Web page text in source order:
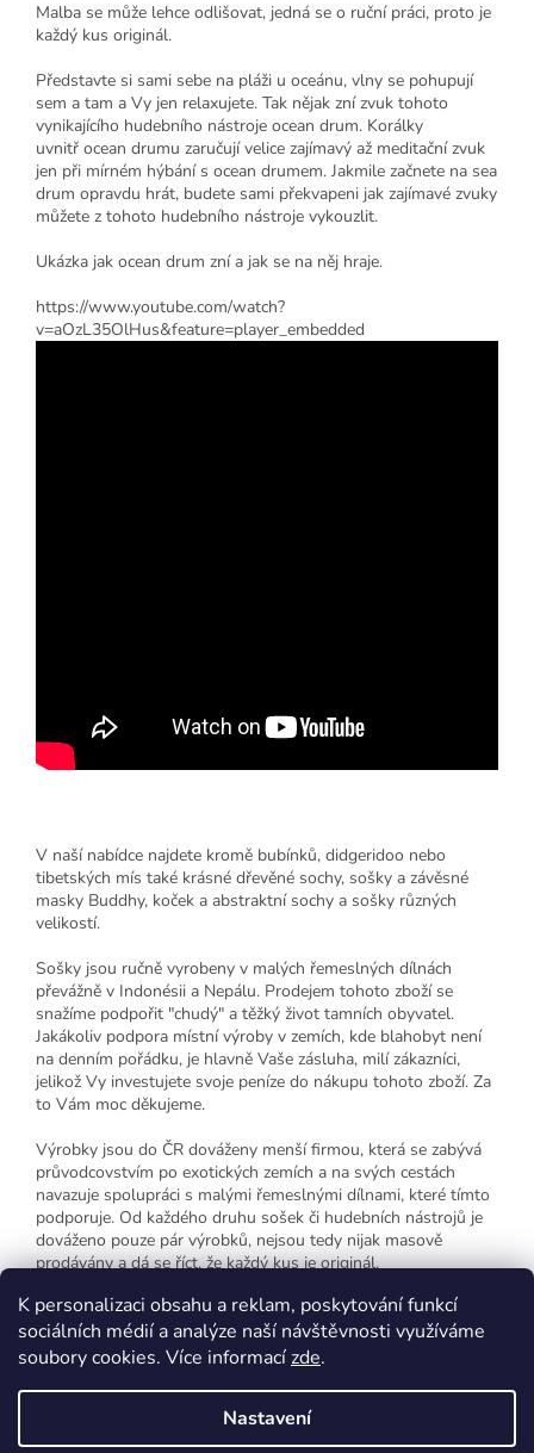
K personalizaci obsahu a reklam, poskytování funkcí
sociálních médií a analýze naší návštěvnosti využíváme
soubory cookies. Více informacízde.
Nastavení
Malba se může lehce odlišovat, jedná se o ruční práci, proto je
každý kus originál.
Představte si sami sebe na pláži u oceánu, vlny se pohupují
sem a tam a Vy jen relaxujete. Tak nějak zní zvuk tohoto
vynikajícího hudebního nástroje ocean drum. Korálky
uvnitř ocean drumu zaručují velice zajímavý až meditační zvuk
jen při mírném hýbání s ocean drumem. Jakmile začnete na sea
drum opravdu hrát, budete sami překvapeni jak zajímavé zvuky
můžete z tohoto hudebního nástroje vykouzlit.
Ukázka jak ocean drum zní a jak se na něj hraje.
https://www.youtube.com/watch?
v=aOzL35OlHus&feature=player_embedded
V naší nabídce najdete kromě bubínků, didgeridoo nebo
tibetských mís také krásné dřevěné sochy, sošky a závěsné
masky Buddhy, koček a abstraktní sochy a sošky různých
velikostí.
Sošky jsou ručně vyrobeny v malých řemeslných dílnách
převážně v Indonésii a Nepálu. Prodejem tohoto zboží se
snažíme podpořit "chudý" a těžký život tamních obyvatel.
Jakákoliv podpora místní výroby v zemích, kde blahobyt není
na denním pořádku, je hlavně Vaše zásluha, milí zákazníci,
jelikož Vy investujete svoje peníze do nákupu tohoto zboží. Za
to Vám moc děkujeme.
Výrobky jsou do ČR dováženy menší firmou, která se zabývá
průvodcovstvím po exotických zemích a na svých cestách
navazuje spolupráci s malými řemeslnými dílnami, které tímto
podporuje. Od každého druhu sošek či hudebních nástrojů je
dováženo pouze pár výrobků, nejsou tedy nijak masově
prodávány a dá se říct, že každý kus je originál.